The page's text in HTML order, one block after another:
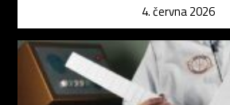
4. června 2026